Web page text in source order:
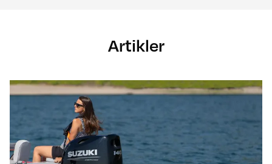
Artikler